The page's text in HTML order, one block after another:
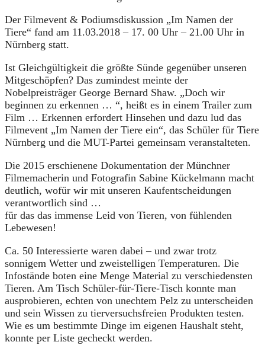
Der Filmevent & Podiumsdiskussion „Im Namen der
Tiere“ fand am 11.03.2018 – 17. 00 Uhr – 21.00 Uhr in
Nürnberg statt.
Ist Gleichgültigkeit die größte Sünde gegenüber unseren
Mitgeschöpfen? Das zumindest meinte der
Nobelpreisträger George Bernard Shaw. „Doch wir
beginnen zu erkennen … “, heißt es in einem Trailer zum
Film … Erkennen erfordert Hinsehen und dazu lud das
Filmevent „Im Namen der Tiere ein“, das Schüler für Tiere
Nürnberg und die MUT-Partei gemeinsam veranstalteten.
Die 2015 erschienene Dokumentation der Münchner
Filmemacherin und Fotografin Sabine Kückelmann macht
deutlich, wofür wir mit unseren Kaufentscheidungen
verantwortlich sind …
für das das immense Leid von Tieren, von fühlenden
Lebewesen!
Ca. 50 Interessierte waren dabei – und zwar trotz
sonnigem Wetter und zweistelligen Temperaturen. Die
Infostände boten eine Menge Material zu verschiedensten
Tieren. Am Tisch Schüler-für-Tiere-Tisch konnte man
ausprobieren, echten von unechtem Pelz zu unterscheiden
und sein Wissen zu tierversuchsfreien Produkten testen.
Wie es um bestimmte Dinge im eigenen Haushalt steht,
konnte per Liste gecheckt werden.